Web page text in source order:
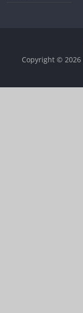
Copyright © 2026